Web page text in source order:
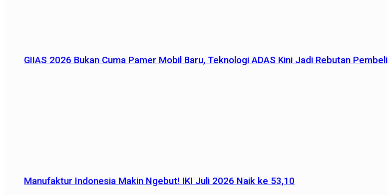
GIIAS 2026 Bukan Cuma Pamer Mobil Baru, Teknologi ADAS Kini Jadi Rebutan Pembeli
Manufaktur Indonesia Makin Ngebut! IKI Juli 2026 Naik ke 53,10